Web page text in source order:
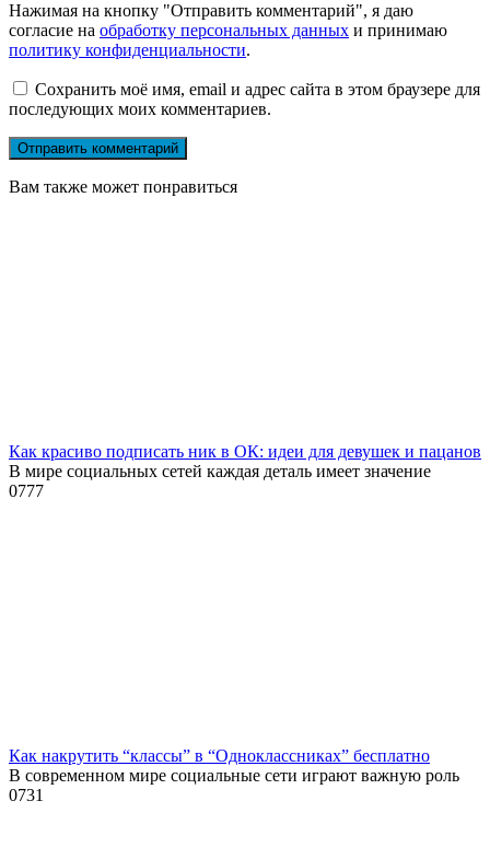
Нажимая на кнопку "Отправить комментарий", я даю
согласие на обработку персональных данных и принимаю
политику конфиденциальности.
Сохранить моё имя, email и адрес сайта в этом браузере для
последующих моих комментариев.
Вам также может понравиться
Как красиво подписать ник в ОК: идеи для девушек и пацанов
В мире социальных сетей каждая деталь имеет значение
0777
Как накрутить “классы” в “Одноклассниках” бесплатно
В современном мире социальные сети играют важную роль
0731